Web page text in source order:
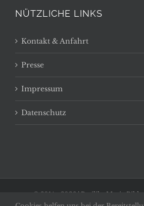
NÜTZLICHE LINKS
Kontakt & Anfahrt
Presse
Impressum
Datenschutz
© 2014 - 2026 | Basilika Maria